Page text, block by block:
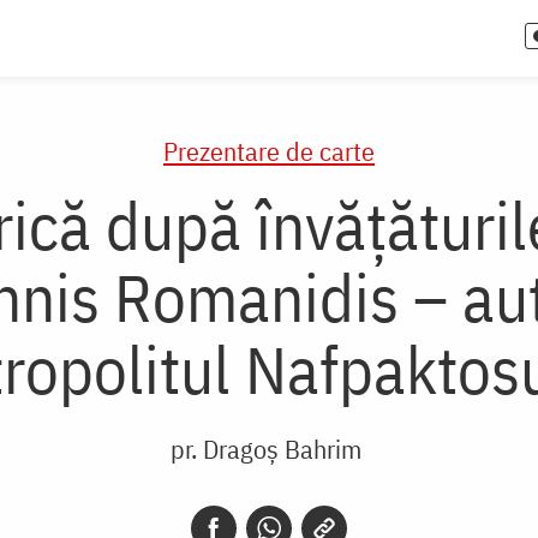
Prezentare de carte
după
Romanidis –
pr. Dragoș Bahrim